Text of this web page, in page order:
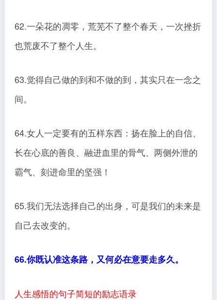
62.一朵花的凋零，荒芜不了整个春天，一次挫折
也荒废不了整个人生。
63.觉得自己做的到和不做的到，其实只在一念之
间。
64.女人一定要有的五样东西：扬在脸上的自信、
长在心底的善良、融进血里的骨气、两侧外泄的
霸气、刻进命里的坚强！
65.我们无法选择自己的出身，可是我们的未来是
自己去改变的。
66.你既认准这条路，又何必在意要走多久。
人生感悟的句子简短的励志语录